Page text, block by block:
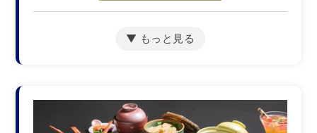
【禁煙ルーム】海の見え
る和室１０畳
詳細